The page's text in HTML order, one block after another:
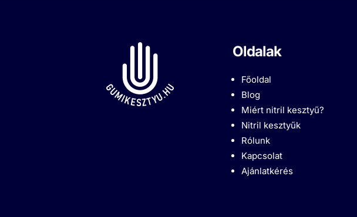
Oldalak
Főoldal
Blog
Miért nitril kesztyű?
Nitril kesztyűk
Rólunk
Kapcsolat
Ajánlatkérés